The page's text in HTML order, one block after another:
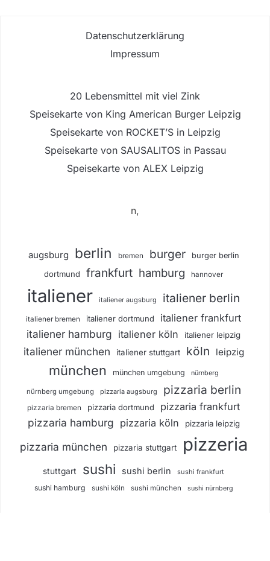
Datenschutzerklärung
Impressum
20 Lebensmittel mit viel Zink
Speisekarte von King American Burger Leipzig
Speisekarte von ROCKET’S in Leipzig
Speisekarte von SAUSALITOS in Passau
Speisekarte von ALEX Leipzig
n,
augsburg berlin bremen burger burger berlin
dortmund frankfurt hamburg hannover
italiener italiener augsburg italiener berlin
italiener bremen italiener dortmund italiener frankfurt
italiener hamburg italiener köln italiener leipzig
italiener münchen italiener stuttgart köln leipzig
münchen münchen umgebung nürnberg
nürnberg umgebung pizzaria augsburg pizzaria berlin
pizzaria bremen pizzaria dortmund pizzaria frankfurt
pizzaria hamburg pizzaria köln pizzaria leipzig
pizzaria münchen pizzaria stuttgart pizzeria
stuttgart sushi sushi berlin sushi frankfurt
sushi hamburg sushi köln sushi münchen sushi nürnberg